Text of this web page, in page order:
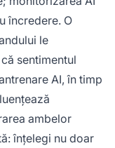
încredere. O
le
sentimentul
AI, în timp
ambelor
înțelegi nu doar